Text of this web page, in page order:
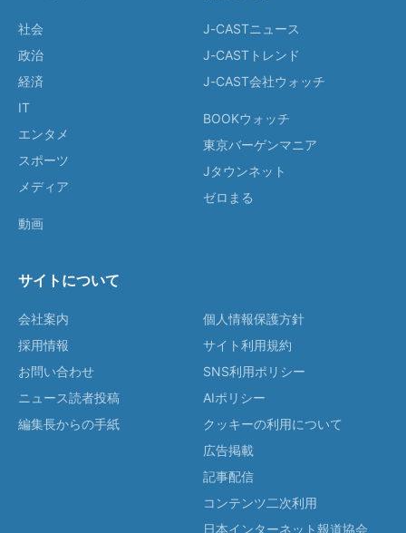
社会
政治
経済
IT
エンタメ
スポーツ
メディア
動画
J-CASTニュース
J-CASTトレンド
J-CAST会社ウォッチ
BOOKウォッチ
東京バーゲンマニア
Jタウンネット
ゼロまる
サイトについて
会社案内
採用情報
お問い合わせ
ニュース読者投稿
編集長からの手紙
個人情報保護方針
サイト利用規約
SNS利用ポリシー
AIポリシー
クッキーの利用について
広告掲載
記事配信
コンテンツ二次利用
日本インターネット報道協会